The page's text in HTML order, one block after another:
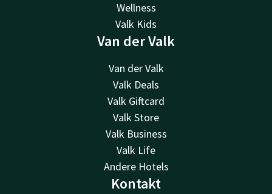
Wellness
Valk Kids
Van der Valk
Van der Valk
Valk Deals
Valk Giftcard
Valk Store
Valk Business
Valk Life
Andere Hotels
Kontakt